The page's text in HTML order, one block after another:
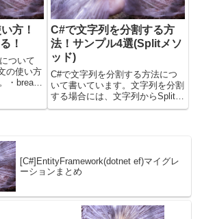
方！
！
ついて
の使い方
・break
C#で文字列を分割する方
法！サンプル4選(Splitメソ
ッド)
C#で文字列を分割する方法につ
いて書いています。文字列を分割
する場合には、文字列からSplitメ
ソッドを呼んで分割すると良いで
[C#]EntityFramework(dotnet ef)マイグレ
ーションまとめ